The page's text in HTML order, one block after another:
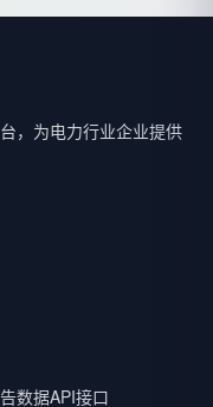
，为电力行业企业提供
数据API接口